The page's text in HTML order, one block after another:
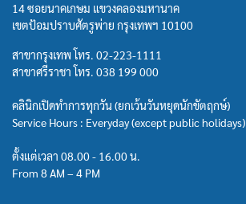
14 ซอยนาคเกษม แขวงคลองมหานาค
เขตป้อมปราบศัตรูพ่าย กรุงเทพฯ 10100
สาขากรุงเทพ โทร. 02-223-1111
สาขาศรีราชา โทร. 038 199 000
คลินิกเปิดทำการทุกวัน (ยกเว้นวันหยุดนักขัตฤกษ์)
Service Hours : Everyday (except public holidays)
ตั้งแต่เวลา 08.00 - 16.00 น.
From 8 AM – 4 PM